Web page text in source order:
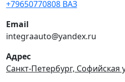
+79650770808 ВАЗ
Email
integraauto@yandex.ru
Адрес
Санкт-Петербург, Софийская